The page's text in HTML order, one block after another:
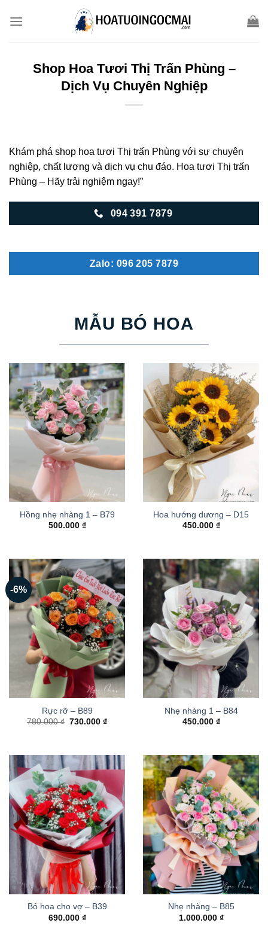
Shop Hoa Tươi Thị Trấn Phùng –
Dịch Vụ Chuyên Nghiệp
Khám phá shop hoa tươi Thị trấn Phùng với sự chuyên
nghiệp, chất lượng và dịch vụ chu đáo. Hoa tươi Thị trấn
Phùng – Hãy trải nghiệm ngay!”
094 391 7879
Zalo: 096 205 7879
MẪU BÓ HOA
Hồng nhẹ nhàng 1 – B79
500.000 ₫
Hoa hướng dương – D15
450.000 ₫
-6%
Rực rỡ – B89
780.000₫ Giá
730.000₫Giá
Nhẹ nhàng 1 – B84
450.000 ₫
Bó hoa cho vợ – B39
690.000 ₫
Nhẹ nhàng – B85
1.000.000 ₫